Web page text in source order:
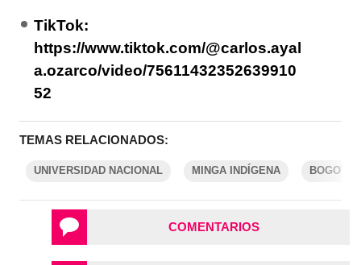
TikTok:
https://www.tiktok.com/@carlos.ayal
a.ozarco/video/75611432352639910
52
TEMAS RELACIONADOS:
UNIVERSIDAD NACIONAL MINGA INDÍGENA BOGOTÁ
COMENTARIOS